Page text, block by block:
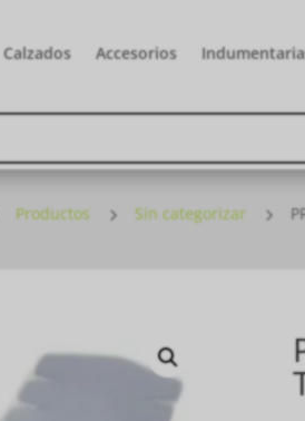
Calzados Accesorios
Productos 5 Sin categorizar 5